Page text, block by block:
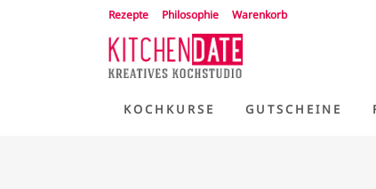
Rezepte Philosophie Warenkorb
KOCHKURSE GUTSCHEINE